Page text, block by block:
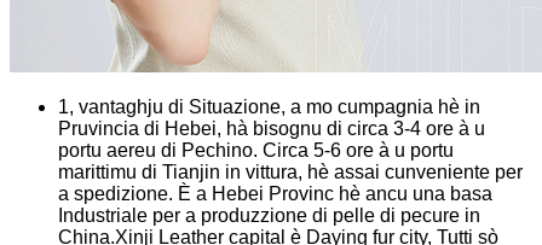
1, vantaghju di Situazione, a mo cumpagnia hè in
Pruvincia di Hebei, hà bisognu di circa 3-4 ore à u
portu aereu di Pechino. Circa 5-6 ore à u portu
marittimu di Tianjin in vittura, hè assai cunveniente per
a spedizione. È a Hebei Provinc hè ancu una basa
Industriale per a produzzione di pelle di pecure in
China.Xinji Leather capital è Daying fur city, Tutti sò